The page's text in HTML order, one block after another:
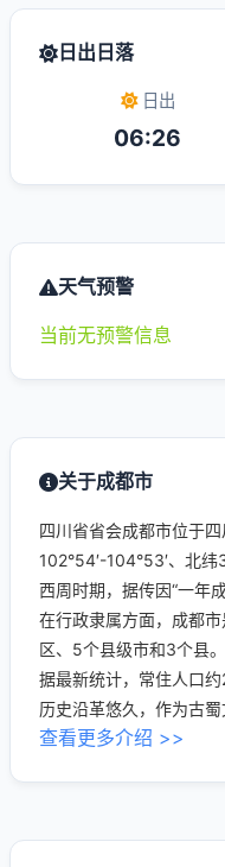
日出日落
日出
06:26
天气预警
当前无预警信息
关于成都市
四川省省会成都市位于
102°54′-104°53′、北
西周时期，据传因“一年
在行政隶属方面，成都
区、5个县级市和3个县
据最新统计，常住人口约
历史沿革悠久，作为古
查看更多介绍 >>